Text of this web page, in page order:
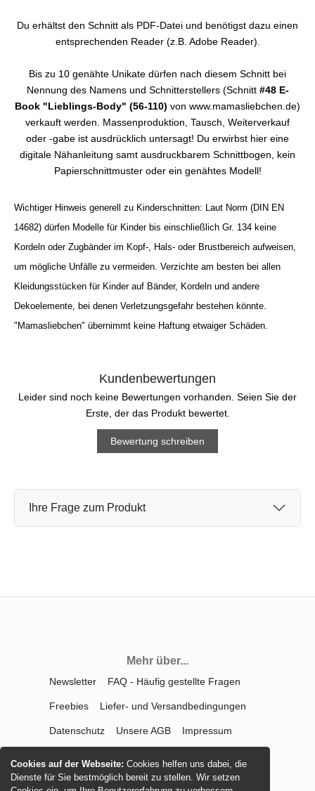
Cookies auf der Webseite:Cookies helfen uns dabei, die
Dienste für Sie bestmöglich bereit zu stellen. Wir setzen
Du erhältst den Schnitt als PDF-Datei und benötigst dazu einen
entsprechenden Reader (z.B. Adobe Reader).
Bis zu 10 genähte Unikate dürfen nach diesem Schnitt bei
Nennung des Namens und Schnitterstellers (Schnitt #48 E-
Book "Lieblings-Body" (56-110) von www.mamasliebchen.de)
verkauft werden. Massenproduktion, Tausch, Weiterverkauf
oder -gabe ist ausdrücklich untersagt! Du erwirbst hier eine
digitale Nähanleitung samt ausdruckbarem Schnittbogen, kein
Papierschnittmuster oder ein genähtes Modell!
Wichtiger Hinweis generell zu Kinderschnitten: Laut Norm (DIN EN
14682) dürfen Modelle für Kinder bis einschließlich Gr. 134 keine
Kordeln oder Zugbänder im Kopf-, Hals- oder Brustbereich aufweisen,
um mögliche Unfälle zu vermeiden. Verzichte am besten bei allen
Kleidungsstücken für Kinder auf Bänder, Kordeln und andere
Dekoelemente, bei denen Verletzungsgefahr bestehen könnte.
"Mamasliebchen" übernimmt keine Haftung etwaiger Schäden.
Kundenbewertungen
Leider sind noch keine Bewertungen vorhanden. Seien Sie der
Erste, der das Produkt bewertet.
Bewertung schreiben
Ihre Frage zum Produkt
Mehr über...
Newsletter FAQ - Häufig gestellte Fragen
Freebies Liefer- und Versandbedingungen
Datenschutz Unsere AGB Impressum
Vertrag widerrufen